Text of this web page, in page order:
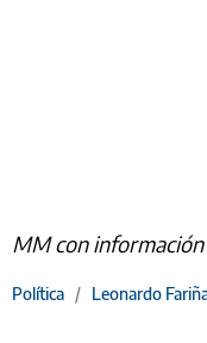
MM con
Política / Leonardo